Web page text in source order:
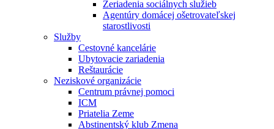
Zeriadenia sociálnych služieb
Agentúry domácej ošetrovateľskej
starostlivosti
Služby
Cestovné kancelárie
Ubytovacie zariadenia
Reštaurácie
Neziskové organizácie
Centrum právnej pomoci
ICM
Priatelia Zeme
Abstinentský klub Zmena